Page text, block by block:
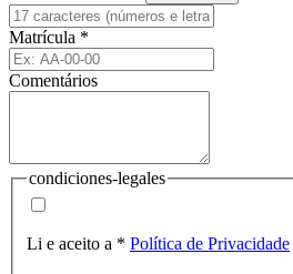
Matrícula *
Comentários
condiciones-legales
Li e aceito a * Política de Privacidade